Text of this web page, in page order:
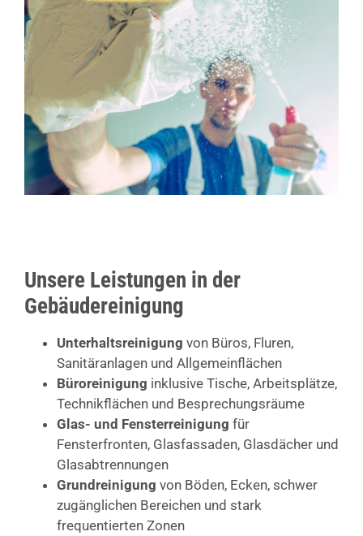
Unsere Leistungen in der
Gebäudereinigung
Unterhaltsreinigung von Büros, Fluren,
Sanitäranlagen und Allgemeinflächen
Büroreinigung inklusive Tische, Arbeitsplätze,
Technikflächen und Besprechungsräume
Glas- und Fensterreinigung für
Fensterfronten, Glasfassaden, Glasdächer und
Glasabtrennungen
Grundreinigung von Böden, Ecken, schwer
zugänglichen Bereichen und stark
frequentierten Zonen